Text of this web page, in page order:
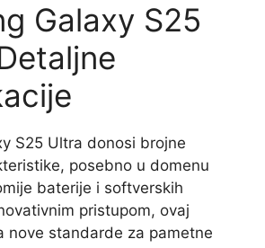
Galaxy S25
S25 Ultra donosi brojne
posebno u domenu
baterije i softverskih
pristupom, ovaj
nove standarde za pametne